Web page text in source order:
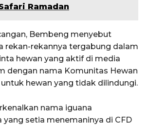
Ramadan
Bembeng menyebut
rekan-rekannya tergabung dalam
hewan yang aktif di media
dengan nama Komunitas Hewan
hewan yang tidak dilindungi.
nama iguana
yang setia menemaninya di CFD